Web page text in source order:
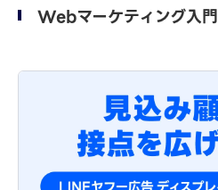
Webマーケティング入門